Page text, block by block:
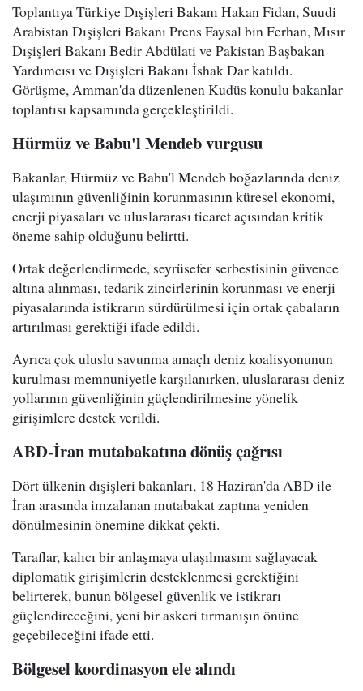
Toplantıya Türkiye Dışişleri Bakanı Hakan Fidan, Suudi
Arabistan Dışişleri Bakanı Prens Faysal bin Ferhan, Mısır
Dışişleri Bakanı Bedir Abdülati ve Pakistan Başbakan
Yardımcısı ve Dışişleri Bakanı İshak Dar katıldı.
Görüşme, Amman'da düzenlenen Kudüs konulu bakanlar
toplantısı kapsamında gerçekleştirildi.
Hürmüz ve Babu'l Mendeb vurgusu
Bakanlar, Hürmüz ve Babu'l Mendeb boğazlarında deniz
ulaşımının güvenliğinin korunmasının küresel ekonomi,
enerji piyasaları ve uluslararası ticaret açısından kritik
öneme sahip olduğunu belirtti.
Ortak değerlendirmede, seyrüsefer serbestisinin güvence
altına alınması, tedarik zincirlerinin korunması ve enerji
piyasalarında istikrarın sürdürülmesi için ortak çabaların
artırılması gerektiği ifade edildi.
Ayrıca çok uluslu savunma amaçlı deniz koalisyonunun
kurulması memnuniyetle karşılanırken, uluslararası deniz
yollarının güvenliğinin güçlendirilmesine yönelik
girişimlere destek verildi.
ABD-İran mutabakatına dönüş çağrısı
Dört ülkenin dışişleri bakanları, 18 Haziran'da ABD ile
İran arasında imzalanan mutabakat zaptına yeniden
dönülmesinin önemine dikkat çekti.
Taraflar, kalıcı bir anlaşmaya ulaşılmasını sağlayacak
diplomatik girişimlerin desteklenmesi gerektiğini
belirterek, bunun bölgesel güvenlik ve istikrarı
güçlendireceğini, yeni bir askeri tırmanışın önüne
geçebileceğini ifade etti.
Bölgesel koordinasyon ele alındı